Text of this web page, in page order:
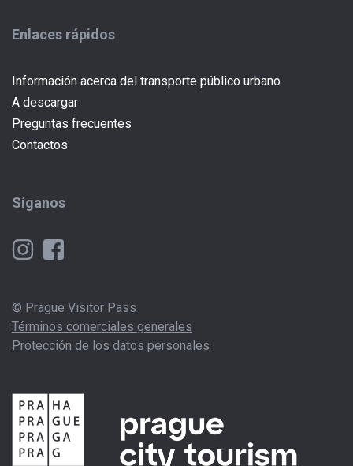
Enlaces rápidos
Información acerca del transporte público urbano
A descargar
Preguntas frecuentes
Contactos
Síganos
© Prague Visitor Pass
Términos comerciales generales
Protección de los datos personales